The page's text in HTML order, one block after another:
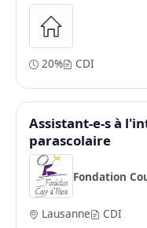
20% CDI
Assistant-e-s à
parascolaire
Fondation
Lausanne CDI